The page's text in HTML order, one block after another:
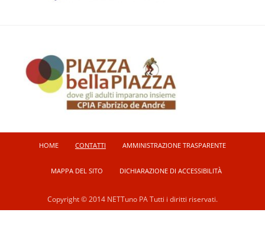
HOME CONTATTI AMMINISTRAZIONE TRASPARENTE
MAPPA DEL SITO DICHIARAZIONE DI ACCESSIBILITÀ
Copyright © 2014 NETTuno PA Tutti i diritti riservati.